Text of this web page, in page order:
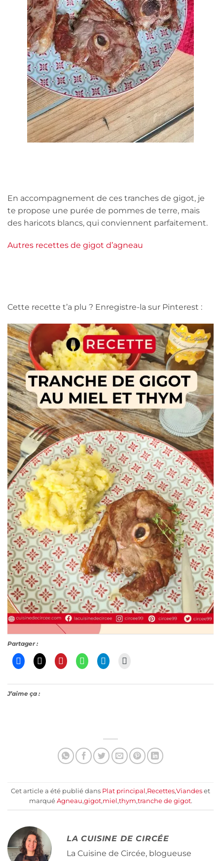
En accompagnement de ces tranches de gigot, je
te propose une purée de pommes de terre, mais
des haricots blancs, qui conviennent parfaitement.
Autres recettes de gigot d’agneau
Cette recette t’a plu ? Enregistre-la sur Pinterest :
Partager :
J’aime ça :
Cet article a été publié dans Plat principal,Recettes,Viandes et
marqué Agneau,gigot,miel,thym,tranche de gigot.
LA CUISINE DE CIRCÉE
La Cuisine de Circée, blogueuse